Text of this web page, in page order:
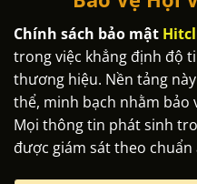
Chính sách bảo mật
trong việc khẳng định độ
thương hiệu. Nền tảng
thể, minh bạch nhằm bảo
Mọi thông tin phát sinh
được giám sát theo